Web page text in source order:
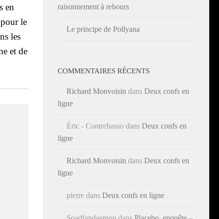
en
le
les
et de
raisonnement à rebours
Le principe de Pollyana
COMMENTAIRES RÉCENTS
Richard Monvoisin dans Deux confs en
ligne
Éric - Contrebasso dans Deux confs en
ligne
Richard Monvoisin dans Deux confs en
ligne
pierre dans Deux confs en ligne